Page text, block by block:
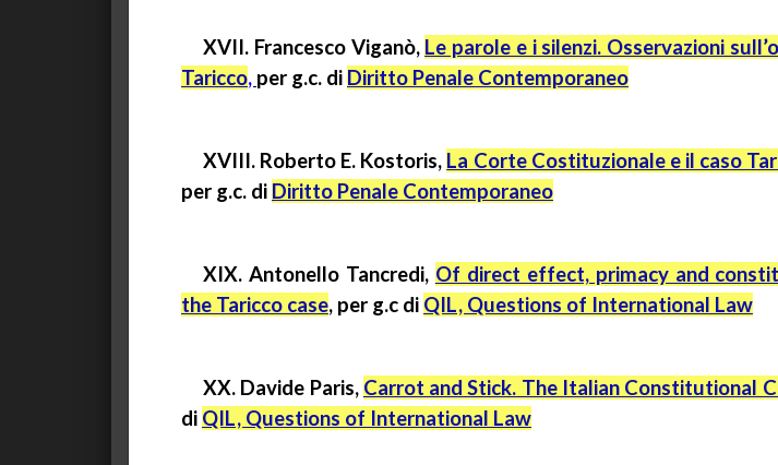
XVII. Francesco Viganò, Le parole e i silenzi. Osservazioni
Taricco, per g.c. di Diritto Penale Contemporaneo
XVIII. Roberto E. Kostoris, La Corte Costituzionale e il caso
per g.c. di Diritto Penale Contemporaneo
XIX. Antonello Tancredi, Of direct effect, primacy and
the Taricco case, per g.c di QIL, Questions of International Law
XX. Davide Paris, Carrot and Stick. The Italian Constitutional
di QIL, Questions of International Law